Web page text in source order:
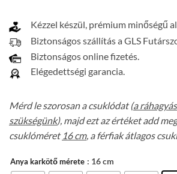
Kézzel készül, prémium minőségű
Biztonságos szállítás a GLS
Biztonságos online fizetés.
Elégedettségi garancia.
Mérd le szorosan a csuklódat (a
szükségünk), majd ezt az értéket add
csuklóméret 16 cm, a férfiak átlagos
Anya karkötő mérete : 16 cm